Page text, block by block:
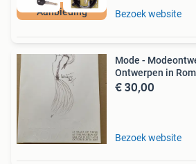
Aanbieding Bezoek website
Mode -
Ontwerpen in
€ 30,00
Bezoek website